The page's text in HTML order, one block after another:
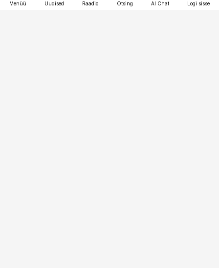
Menüü Uudised Raadio Otsing AI Chat Logi sisse